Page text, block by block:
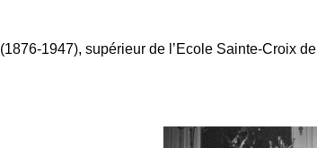
(1876-1947), supérieur de l’Ecole Sainte-Croix de